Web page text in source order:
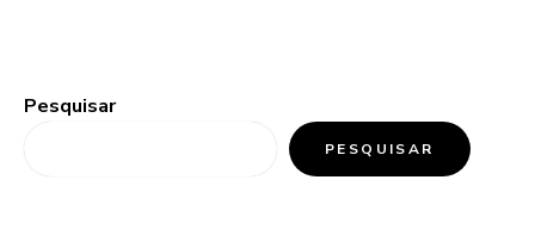
Pesquisar
PESQUISAR